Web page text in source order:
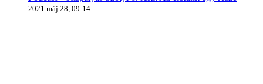
2021 máj 28, 09:14